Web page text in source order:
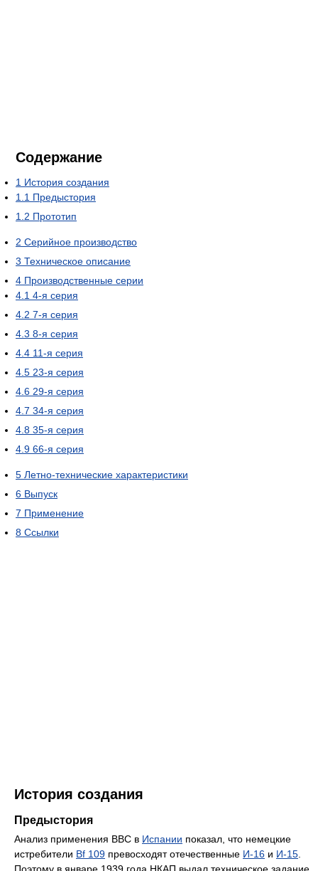
Содержание
1 История создания
1.1 Предыстория
1.2 Прототип
2 Серийное производство
3 Техническое описание
4 Производственные серии
4.1 4-я серия
4.2 7-я серия
4.3 8-я серия
4.4 11-я серия
4.5 23-я серия
4.6 29-я серия
4.7 34-я серия
4.8 35-я серия
4.9 66-я серия
5 Летно-технические характеристики
6 Выпуск
7 Применение
8 Ссылки
История создания
Предыстория
Анализ применения ВВС в Испании показал, что немецкие
истребители Bf 109 превосходят отечественные И-16 и И-15